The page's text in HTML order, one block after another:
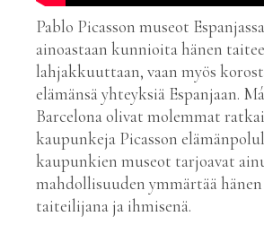
Pablo Picasson museot
ainoastaan kunnioita hänen
lahjakkuuttaan, vaan myös
elämänsä yhteyksiä Espanjaan.
Barcelona olivat molemmat
kaupunkeja Picasson
kaupunkien museot tarjoavat
mahdollisuuden ymmärtää
taiteilijana ja ihmisenä.